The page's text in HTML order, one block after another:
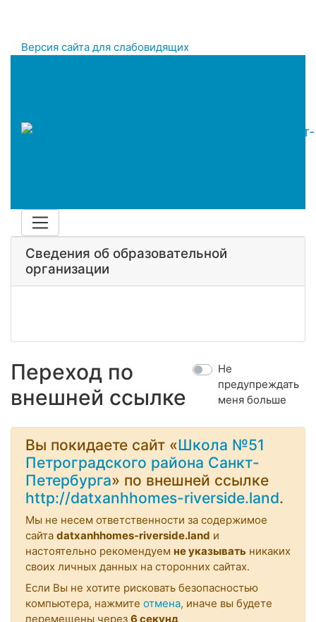
Версия сайта для слабовидящих
Сведения об образовательной
организации
Переход по
внешней ссылке
Не
предупреждать
меня больше
Вы покидаете сайт «Школа №51
Петроградского района Санкт-
Петербурга» по внешней ссылке
http://datxanhhomes-riverside.land.
Мы не несем ответственности за содержимое
сайта datxanhhomes-riverside.land и
настоятельно рекомендуем не указывать никаких
своих личных данных на сторонних сайтах.
Если Вы не хотите рисковать безопасностью
компьютера, нажмите отмена, иначе вы будете
перемещены через 6 секунд